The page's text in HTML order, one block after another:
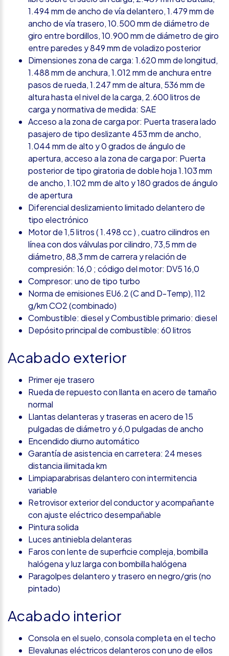
1.494 mm de ancho de vía delantero, 1.479 mm de
ancho de vía trasero, 10.500 mm de diámetro de
giro entre bordillos, 10.900 mm de diámetro de giro
entre paredes y 849 mm de voladizo posterior
Dimensiones zona de carga: 1.620 mm de longitud,
1.488 mm de anchura, 1.012 mm de anchura entre
pasos de rueda, 1.247 mm de altura, 536 mm de
altura hasta el nivel de la carga, 2.600 litros de
carga y normativa de medida: SAE
Acceso a la zona de carga por: Puerta trasera lado
pasajero de tipo deslizante 453 mm de ancho,
1.044 mm de alto y 0 grados de ángulo de
apertura, acceso a la zona de carga por: Puerta
posterior de tipo giratoria de doble hoja 1.103 mm
de ancho, 1.102 mm de alto y 180 grados de ángulo
de apertura
Diferencial deslizamiento limitado delantero de
tipo electrónico
Motor de 1,5 litros ( 1.498 cc ) , cuatro cilindros en
línea con dos válvulas por cilindro, 73,5 mm de
diámetro, 88,3 mm de carrera y relación de
compresión: 16,0 ; código del motor: DV5 16,0
Compresor: uno de tipo turbo
Norma de emisiones EU6.2 (C and D-Temp), 112
g/km CO2 (combinado)
Combustible: diesel y Combustible primario: diesel
Depósito principal de combustible: 60 litros
Acabado exterior
Primer eje trasero
Rueda de repuesto con llanta en acero de tamaño
normal
Llantas delanteras y traseras en acero de 15
pulgadas de diámetro y 6,0 pulgadas de ancho
Encendido diurno automático
Garantía de asistencia en carretera: 24 meses
distancia ilimitada km
Limpiaparabrisas delantero con intermitencia
variable
Retrovisor exterior del conductor y acompañante
con ajuste eléctrico desempañable
Pintura solida
Luces antiniebla delanteras
Faros con lente de superficie compleja, bombilla
halógena y luz larga con bombilla halógena
Paragolpes delantero y trasero en negro/gris (no
pintado)
Acabado interior
Consola en el suelo, consola completa en el techo
Elevalunas eléctricos delanteros con uno de ellos